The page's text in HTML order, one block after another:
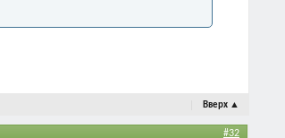
Вверх ▲
#32